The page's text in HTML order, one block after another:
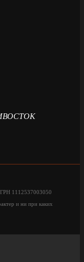
1112537003050
и ни при каких